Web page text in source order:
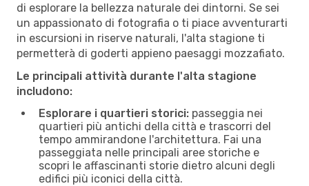
di esplorare la bellezza naturale dei dintorni. Se sei
un appassionato di fotografia o ti piace avventurarti
in escursioni in riserve naturali, l'alta stagione ti
permetterà di goderti appieno paesaggi mozzafiato.
Le principali attività durante l'alta stagione
includono:
Esplorare i quartieri storici: passeggia nei
quartieri più antichi della città e trascorri del
tempo ammirandone l'architettura. Fai una
passeggiata nelle principali aree storiche e
scopri le affascinanti storie dietro alcuni degli
edifici più iconici della città.